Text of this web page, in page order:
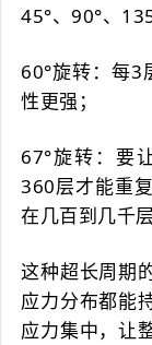
45°、90°、
60°旋转：每3
性更强；
67°旋转：要
360层才能重
在几百到几千
这种超长周期
应力分布都能
应力集中，让